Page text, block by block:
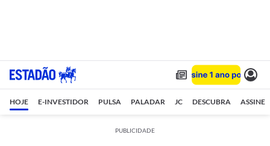
HOJE E-INVESTIDOR PULSA PALADAR JC DESCUBRA ASSINE
PUBLICIDADE